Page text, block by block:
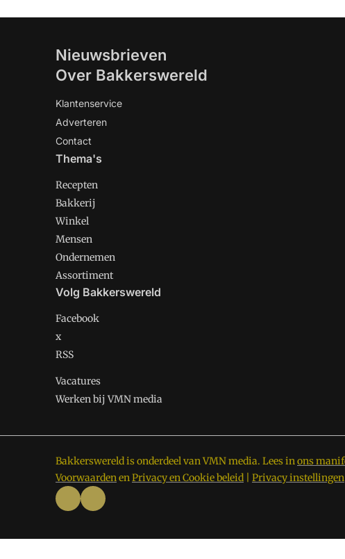
Nieuwsbrieven
Over Bakkerswereld
Klantenservice
Adverteren
Contact
Thema's
Recepten
Bakkerij
Winkel
Mensen
Ondernemen
Assortiment
Volg Bakkerswereld
Facebook
x
RSS
Vacatures
Werken bij VMN media
Bakkerswereld is onderdeel van VMN media. Lees inons
VoorwaardenenPrivacy en Cookie beleid Privacy instellingen